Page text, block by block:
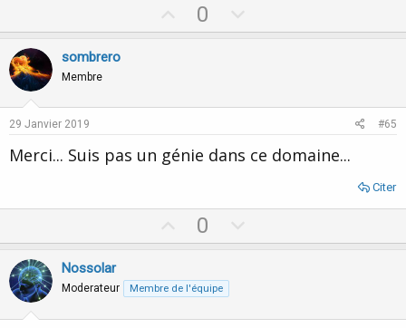
p
t
0
o
v
e
sombrero
Membre
29 Janvier 2019 #65
Merci... Suis pas un génie dans ce domaine...
Citer
p
o
0
o
Nossolar
Moderateur Membre de l'équipe